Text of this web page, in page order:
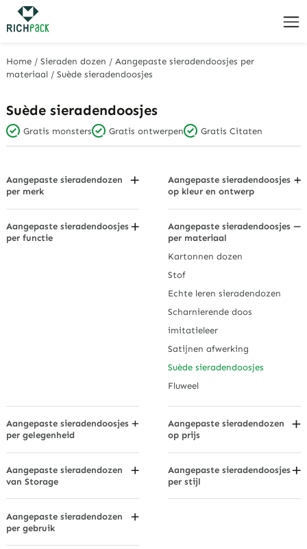
Home /Sieraden dozen /Aangepaste sieradendoosjes per
materiaal /Suède sieradendoosjes
Suède sieradendoosjes
Gratis monsters Gratis ontwerpen Gratis Citaten
Aangepaste sieradendozen
per merk
Bvlgari Sieradendozen
Cartier sieradendoosjes
Swarovski sieradendoosjes
Aangepaste sieradendoosjes
op kleur en ontwerp
Zwarte sieradendoosjes
Houtskool grijs
Verblindend veelkleurig
Met diamanten bezette
sieradendoosjes
Gouden sieradendoosjes
Mat Zwart
Metaalbeige
Gepatroneerde
Aangepaste sieradendoosjes
per functie
Aangepaste sieradendoosjes
per materiaal
Kartonnen dozen
Stof
Echte leren sieradendozen
Scharnierende doos
imitatieleer
Satijnen afwerking
Suède sieradendoosjes
Fluweel
Aangepaste sieradendoosjes
per gelegenheid
Jubileum sieraden dozen
Kerstmis
Pasen
Afstudeercadeau
sieradendoosjes
Aangepaste sieradendozen
op prijs
Betaalbare sieradendozen
Sieradendozen met
beleggingskwaliteit
Luxe sieradendozen
Aangepaste sieradendozen
van Storage
Gecompartimenteerde
Displaystandaard
Aangepaste sieradendoosjes
per stijl
2-delige doos
Aangepaste sieradendozen
per gebruik
Enkelbanddozen